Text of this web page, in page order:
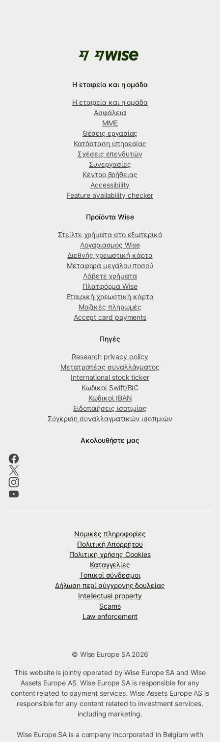
Η εταιρεία και η ομάδα
Η εταιρεία και η ομάδα
Ασφάλεια
ΜΜΕ
Θέσεις εργασίας
Κατάσταση υπηρεσίας
Σχέσεις επενδυτών
Συνεργασίες
Κέντρο βοήθειας
Accessibility
Feature availability checker
Προϊόντα Wise
Στείλτε χρήματα στο εξωτερικό
Λογαριασμός Wise
Διεθνής χρεωστική κάρτα
Μεταφορά μεγάλου ποσού
Λάβετε χρήματα
Πλατφόρμα Wise
Εταιρική χρεωστική κάρτα
Μαζικές πληρωμές
Accept card payments
Πηγές
Research privacy policy
Μετατροπέας συναλλάγματος
International stock ticker
Κωδικοί Swift/BIC
Κωδικοί IBAN
Ειδοποιήσεις ισοτιμίας
Σύγκριση συναλλαγματικών ισοτιμιών
Ακολουθήστε μας
Νομικές πληροφορίες
Πολιτική Απορρήτου
Πολιτική χρήσης Cookies
Καταγγελίες
Τοπικοί σύνδεσμοι
Δήλωση περί σύγχρονης δουλείας
Intellectual property
Scams
Law enforcement
© Wise Europe SA 2026
This website is jointly operated by Wise Europe SA and Wise
Assets Europe AS. Wise Europe SA is responsible for any
content related to payment services. Wise Assets Europe AS is
responsible for any content related to investment services,
including marketing.
Wise Europe SA is a company incorporated in Belgium with